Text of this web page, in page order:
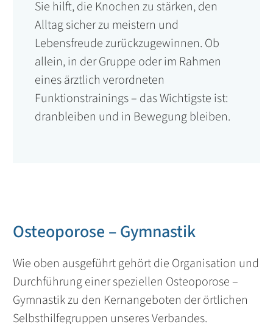
Sie hilft, die Knochen zu stärken, den
Alltag sicher zu meistern und
Lebensfreude zurückzugewinnen. Ob
allein, in der Gruppe oder im Rahmen
eines ärztlich verordneten
Funktionstrainings – das Wichtigste ist:
dranbleiben und in Bewegung bleiben.
Osteoporose – Gymnastik
Wie oben ausgeführt gehört die Organisation und
Durchführung einer speziellen Osteoporose –
Gymnastik zu den Kernangeboten der örtlichen
Selbsthilfegruppen unseres Verbandes.